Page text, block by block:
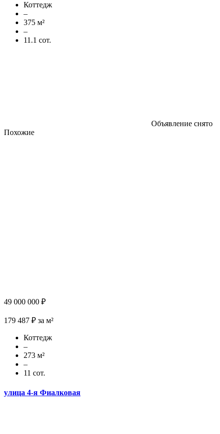
Коттедж
–
375 м²
–
11.1 сот.
Объявление снято
Похожие
49 000 000 ₽
179 487 ₽ за м²
Коттедж
–
273 м²
–
11 сот.
улица 4-я Фиалковая